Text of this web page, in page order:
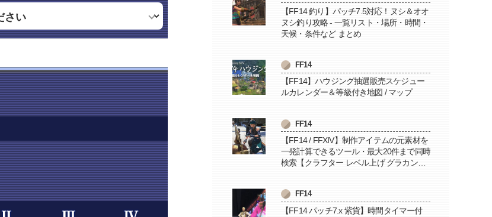
【FF14 釣り】パッチ7.5対応！ヌシ＆オオ
ヌシ釣り攻略 - 一覧リスト・場所・時間・
天候・条件など まとめ
FF14
【FF14】ハウジング抽選販売スケジュー
ルカレンダー＆等級付き地図 / マップ
FF14
【FF14 / FFXIV】制作アイテムの元素材を
一発計算できるツール・最大20件まで同時
検索【クラフター レベル上げ グラカン納
FF14
【FF14 パッチ7.x 紫貨】時間タイマー付